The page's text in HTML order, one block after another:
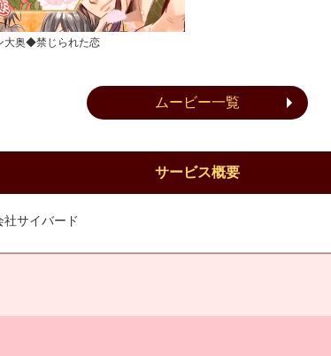
大奥◆禁じられた恋
ムービー一覧
サービス概要
社サイバード